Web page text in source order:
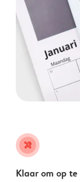
tools
Klaar om op